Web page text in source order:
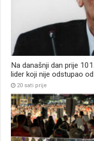
Na današnji dan prije
lider koji nije odstupao
20 sati prije